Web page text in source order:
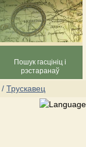
Пошук гасцініц і
рэстаранаў
/ Трускавец